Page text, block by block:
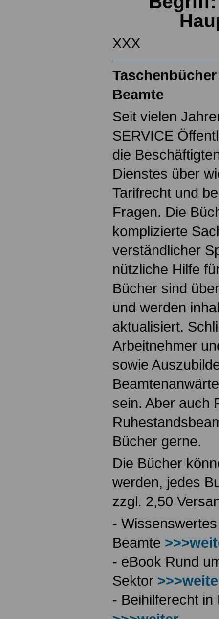
XXX
Beamte
Seit vielen
SERVICE
die
Dienstes über
Tarifrecht und
Fragen. Die
komplizierte
verständlicher
nützliche Hilfe
Bücher sind
und werden
aktualisiert.
Arbeitnehmer
sowie
sein. Aber auch
Bücher gerne.
Die Bücher
werden, jedes
zzgl. 2,50
-
Beamte
- eBook Rund
Sektor
- Beihilferecht